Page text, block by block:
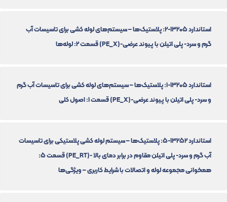
استاندارد 13205-2: پلاستیک‌ها – سیستم‌های لوله کشی برای تاسیسات آب
گرم و سرد- پلی اتیلن با پیوند عرضی-(PE_X) قسمت 2: لوله‌ها
استاندارد 13205-1: پلاستیک‌ها – سیستم‌های لوله کشی برای تاسیسات آب گرم
و سرد- پلی اتیلن با پیوند عرضی-(PE_X) قسمت 1: اصول کلی
استاندارد 13252-5: پلاستیک‌ها – سیستم لوله کشی پلاستیکی برای تاسیسات
آب گرم و سرد- پلی اتیلن مقاوم در برابر دمای بالا -(PE_RT) قسمت 5:
همخوانی مجموعه لوله و اتصالات با شرایط کاربری – ویژگی‌ها